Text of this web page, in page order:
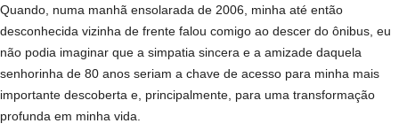
Quando, numa manhã ensolarada de 2006, minha até então
desconhecida vizinha de frente falou comigo ao descer do ônibus, eu
não podia imaginar que a simpatia sincera e a amizade daquela
senhorinha de 80 anos seriam a chave de acesso para minha mais
importante descoberta e, principalmente, para uma transformação
profunda em minha vida.